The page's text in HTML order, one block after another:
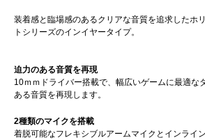
装着感と臨場感のあるクリアな音質を追求したホ
トシリーズのインイヤータイプ。
迫力のある音質を再現
10ｍｍドライバー搭載で、幅広いゲームに最適な
ある音質を再現します。
2種類のマイクを搭載
着脱可能なフレキシブルアームマイクとインライ